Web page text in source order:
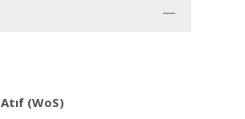
Atıf (WoS)